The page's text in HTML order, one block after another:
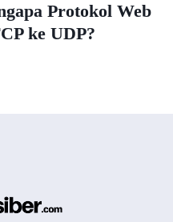
Protokol Web
ke UDP?